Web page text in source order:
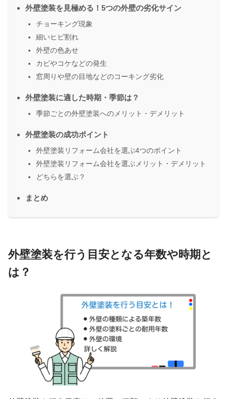
外壁塗装を見極める！5つの外壁の劣化サイン
チョーキング現象
細いヒビ割れ
外壁の色あせ
カビやコケなどの発生
窓周りや壁の目地などのコーキング劣化
外壁塗装に適した時期・季節は？
季節ごとの外壁塗装へのメリット・デメリット
外壁塗装の成功ポイント
外壁塗装リフォーム会社を選ぶ4つのポイント
外壁塗装リフォーム会社を選ぶメリット・デメリット
どちらを選ぶ？
まとめ
外壁塗装を行う目安となる年数や時期と
は？